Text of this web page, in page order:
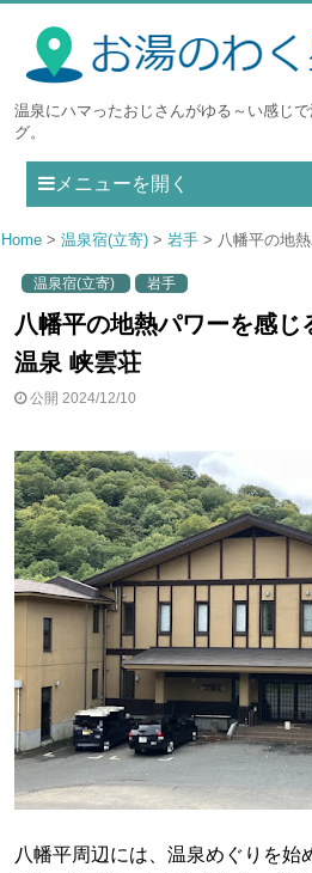
温泉にハマったおじさんがゆる～い感じ
グ。
メニューを開く
Home 温泉宿(立寄) 岩手 八幡平の地熱パワ
温泉宿(立寄) 岩手
八幡平の地熱パワーを感じ
温泉 峡雲荘
公開 2024/12/10
八幡平周辺には、温泉めぐりを始